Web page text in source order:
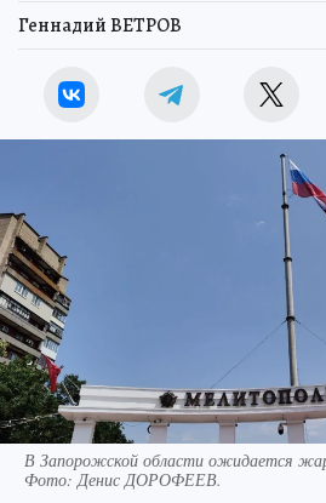
Геннадий ВЕТРОВ
В Запорожской области ожидается
Фото: Денис ДОРОФЕЕВ.